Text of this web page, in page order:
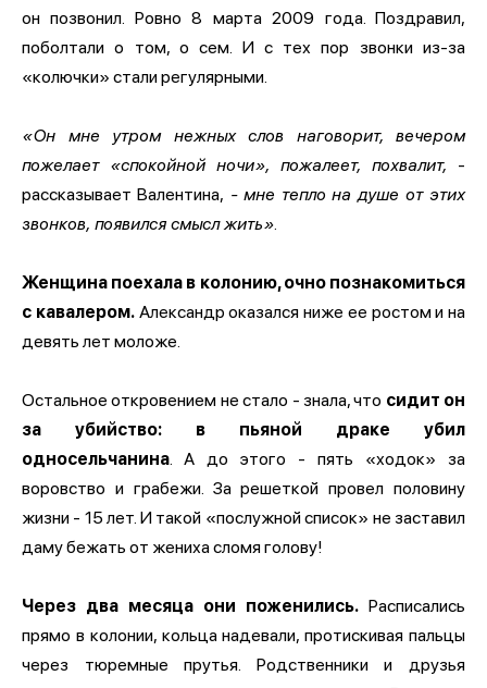
он позвонил. Ровно 8 марта 2009 года. Поздравил,
поболтали о том, о сем. И с тех пор звонки из-за
«колючки» стали регулярными.
«Он мне утром нежных слов наговорит, вечером
пожелает «спокойной ночи», пожалеет, похвалит, -
рассказывает Валентина, - мне тепло на душе от этих
звонков, появился смысл жить».
Женщина поехала в колонию, очно познакомиться
с кавалером.Александр оказался ниже ее ростом и на
девять лет моложе.
Остальное откровением не стало - знала, что сидит он
за убийство: в пьяной драке убил
односельчанина . А до этого - пять «ходок» за
воровство и грабежи. За решеткой провел половину
жизни - 15 лет. И такой «послужной список» не заставил
даму бежать от жениха сломя голову!
Через два месяца они поженились. Расписались
прямо в колонии, кольца надевали, протискивая пальцы
через тюремные прутья. Родственники и друзья